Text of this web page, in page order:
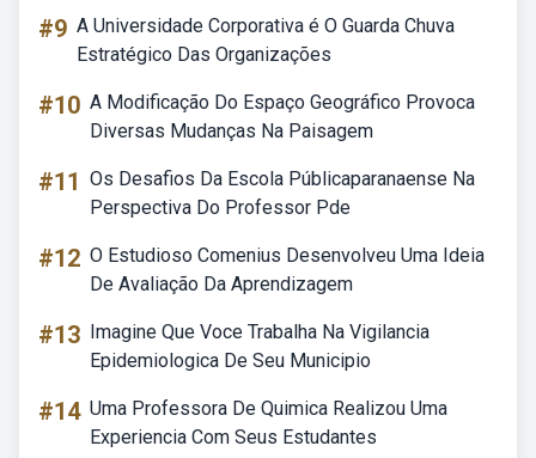
#9 A Universidade Corporativa é O Guarda Chuva
Estratégico Das Organizações
#10 A Modificação Do Espaço Geográfico Provoca
Diversas Mudanças Na Paisagem
#11 Os Desafios Da Escola Públicaparanaense Na
Perspectiva Do Professor Pde
#12 O Estudioso Comenius Desenvolveu Uma Ideia
De Avaliação Da Aprendizagem
#13 Imagine Que Voce Trabalha Na Vigilancia
Epidemiologica De Seu Municipio
#14 Uma Professora De Quimica Realizou Uma
Experiencia Com Seus Estudantes